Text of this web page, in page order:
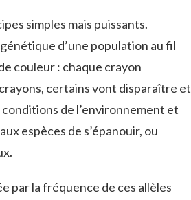
simples mais puissants.
d’une population au fil
couleur : chaque crayon
certains vont disparaître et
de l’environnement et
espèces de s’épanouir, ou
par la fréquence de ces allèles